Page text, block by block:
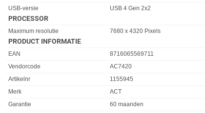
USB-versie
USB 4 Gen 2x2
PROCESSOR
Eigenschap Waarde
Maximum resolutie 7680 x 4320 Pixels
PRODUCT INFORMATIE
EAN
8716065569711
Vendorcode
AC7420
Artikelnr
1155945
Merk
ACT
Garantie
60 maanden